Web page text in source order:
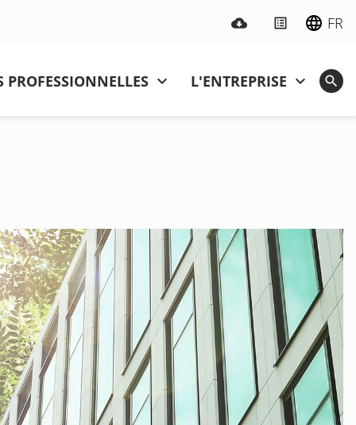
FR
L'ENTREPRISE